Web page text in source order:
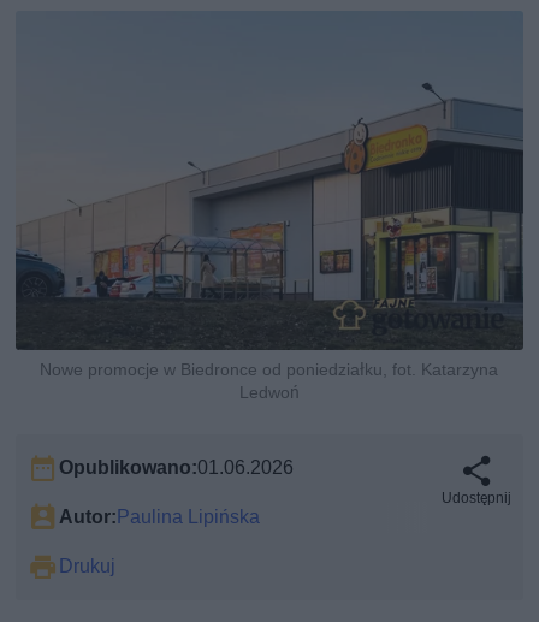
Nowe promocje w Biedronce od poniedziałku, fot. Katarzyna
Ledwoń
Opublikowano:01.06.2026
Autor:Paulina Lipińska
Drukuj
Udostępnij